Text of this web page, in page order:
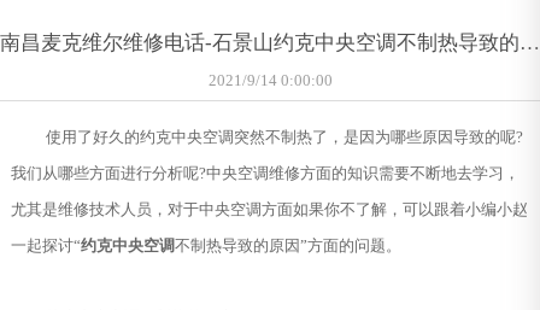
南昌麦克维尔维修电话-石景山约克中央空调不制热导致的原
因
2021/9/14 0:00:00
使用了好久的约克中央空调突然不制热了，是因为哪些原因导致的呢?
我们从哪些方面进行分析呢?中央空调维修方面的知识需要不断地去学习，
尤其是维修技术人员，对于中央空调方面如果你不了解，可以跟着小编小赵
一起探讨“约克中央空调不制热导致的原因”方面的问题。